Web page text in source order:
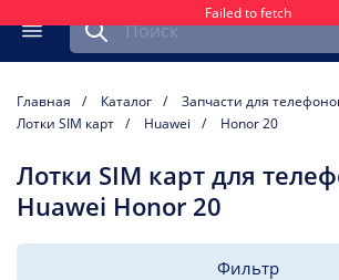
Failed to fetch
Меню
Найти запчасть для мобильного
Главная Каталог
Запчасти для
Лотки SIM карт
Huawei Honor 20
Лотки SIM карт для
Huawei Honor 20
Фильтр